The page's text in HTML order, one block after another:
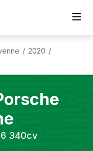
/ 2020 /
340cv